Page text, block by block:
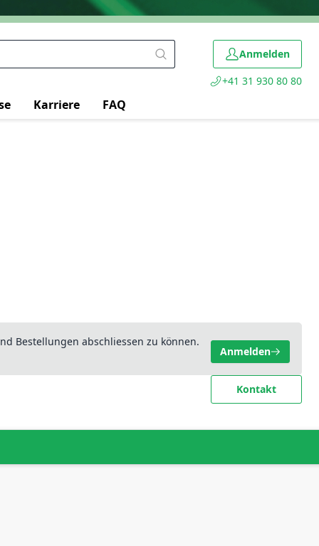
Anmelden
+41 31 930 80 80
Karriere FAQ
Bestellungen abschliessen zu können.
Anmelden
Kontakt